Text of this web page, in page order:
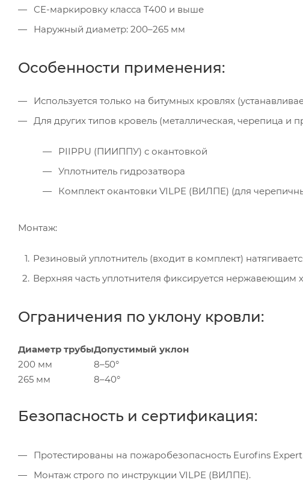
CE-маркировку класса T400 и выше
Наружный диаметр: 200–265 мм
Особенности применения:
Используется только на битумных кровлях
Для других типов кровель (металлическая, черепица и
PIIPPU (ПИИППУ) с окантовкой
Уплотнитель гидрозатвора
Комплект окантовки VILPE (ВИЛПЕ) (для
Монтаж:
Резиновый уплотнитель (входит в комплект)
Верхняя часть уплотнителя фиксируется нержавеющим
Ограничения по уклону кровли:
Диаметр трубыДопустимый уклон
200 мм
8–50°
265 мм
8–40°
Безопасность и сертификация:
Протестированы на пожаробезопасность Eurofins
Монтаж строго по инструкции VILPE (ВИЛПЕ).